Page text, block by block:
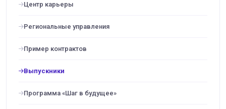
Центр карьеры
Региональные управления
Пример контрактов
Выпускники
Программа «Шаг в будущее»